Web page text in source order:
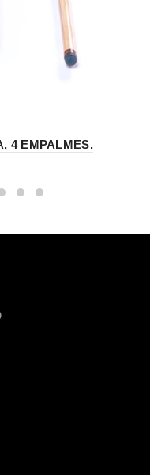
4 EMPALMES.